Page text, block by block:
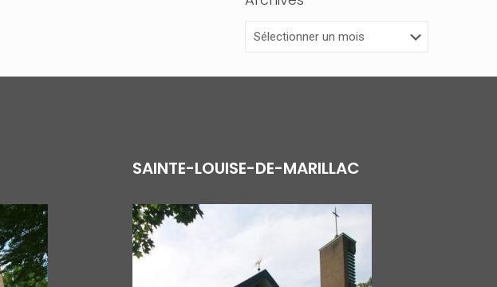
Archives
SAINTE-LOUISE-DE-MARILLAC